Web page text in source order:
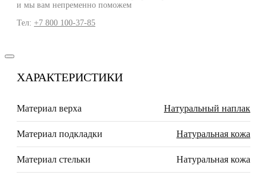
и мы вам непременно поможем
Тел: +7 800 100-37-85
ХАРАКТЕРИСТИКИ
Материал верха Натуральный наплак
Материал подкладки Натуральная кожа
Материал стельки Натуральная кожа